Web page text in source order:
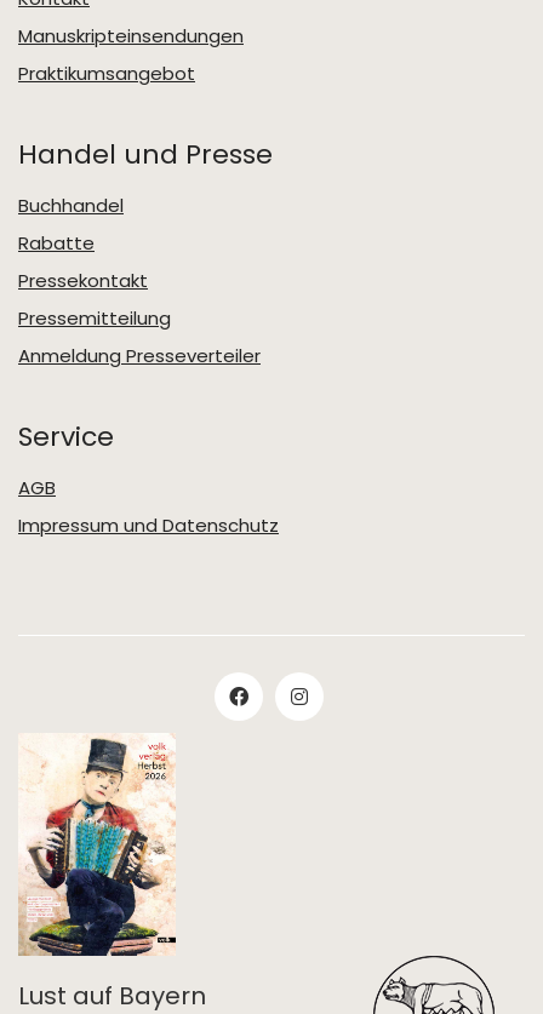
Manuskripteinsendungen
Praktikumsangebot
Handel und Presse
Buchhandel
Rabatte
Pressekontakt
Pressemitteilung
Anmeldung Presseverteiler
Service
AGB
Impressum und Datenschutz
Lust auf Bayern